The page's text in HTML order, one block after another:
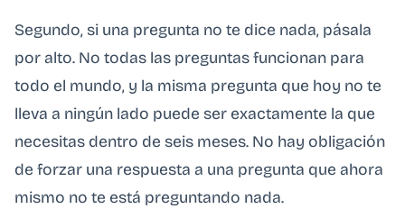
Segundo, si una pregunta no te dice nada, pásala
por alto. No todas las preguntas funcionan para
todo el mundo, y la misma pregunta que hoy no te
lleva a ningún lado puede ser exactamente la que
necesitas dentro de seis meses. No hay obligación
de forzar una respuesta a una pregunta que ahora
mismo no te está preguntando nada.